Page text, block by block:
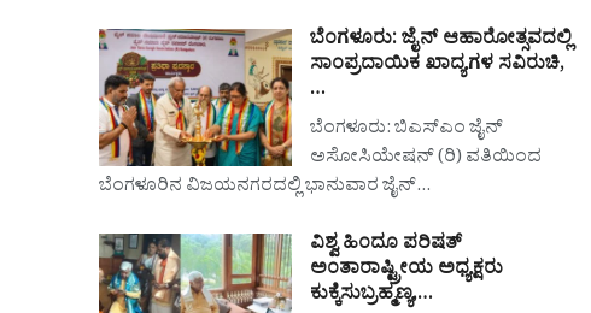
ಬೆಂಗಳೂರು: ಜೈನ್ ಆಹಾರೋತ್ಸವದಲ್ಲಿ
ಸಾಂಪ್ರದಾಯಿಕ ಖಾದ್ಯಗಳ ಸವಿರುಚಿ,
…
ಬೆಂಗಳೂರು: ಬಿಎಸ್‌ಎಂ ಜೈನ್
ಅಸೋಸಿಯೇಷನ್ (ರಿ) ವತಿಯಿಂದ
ಬೆಂಗಳೂರಿನ ವಿಜಯನಗರದಲ್ಲಿ ಭಾನುವಾರ ಜೈನ್…
ವಿಶ್ವ ಹಿಂದೂ ಪರಿಷತ್
ಅಂತಾರಾಷ್ಟ್ರೀಯ ಅಧ್ಯಕ್ಷರು
ಕುಕ್ಕೆಸುಬ್ರಹ್ಮಣ್ಯ,…